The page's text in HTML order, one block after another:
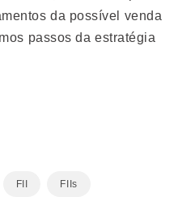
da possível venda
passos da estratégia
FII FIIs